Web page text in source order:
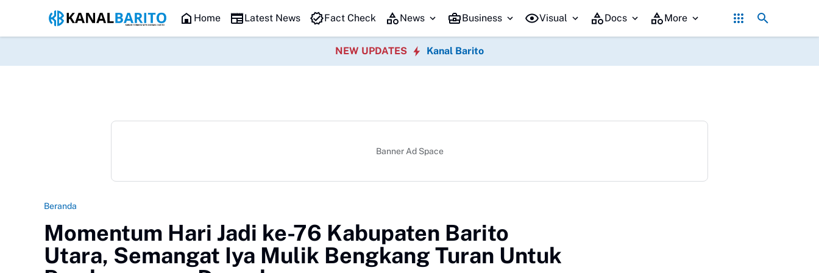
HEADLINE
Pemkab Barito Utara Melalui Dinas Pendidikan Hadirkan Buku Edukasi Interaktif "Mengenal Alat Transportasi" untuk Anak Bupati Shalahuddin Sholat Jumat Bersama Warga di Masjid Noor Hidayah Desa
Home Latest News Fact Check News Business Visual Docs More
NEW UPDATES Kanal Barito
Banner Ad Space
Beranda
Momentum Hari Jadi ke-76 Kabupaten Barito
Utara, Semangat Iya Mulik Bengkang Turan Untuk